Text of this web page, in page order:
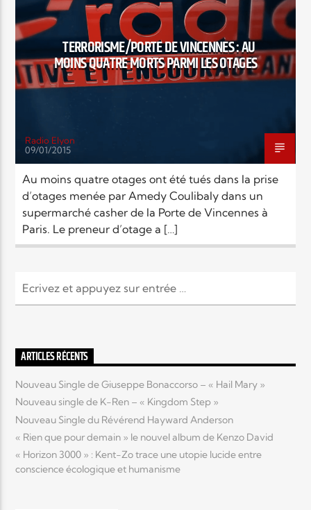
TITRE
ARTISTE
Radio Elyon
Elyon Rhema
Elyon Hits
Elyon Live
Elyon Kids
TERRORISME/PORTE DE VINCENNES : AU
MOINS QUATRE MORTS PARMI LES OTAGES
Radio Elyon
09/01/2015
Au moins quatre otages ont été tués dans la prise
d’otages menée par Amedy Coulibaly dans un
supermarché casher de la Porte de Vincennes à
Paris. Le preneur d’otage a […]
ARTICLES RÉCENTS
Nouveau Single de Giuseppe Bonaccorso – « Hail Mary »
Nouveau single de K-Ren – « Kingdom Step »
Nouveau Single du Révérend Hayward Anderson
« Rien que pour demain » le nouvel album de Kenzo David
« Horizon 3000 » : Kent-Zo trace une utopie lucide entre
conscience écologique et humanisme